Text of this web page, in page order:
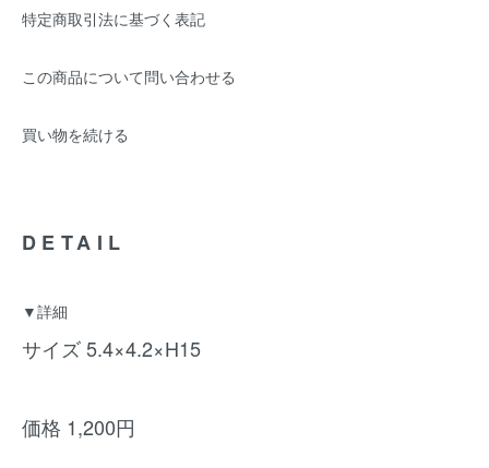
特定商取引法に基づく表記
この商品について問い合わせる
買い物を続ける
DETAIL
▼詳細
サイズ 5.4×4.2×H15
価格 1,200円